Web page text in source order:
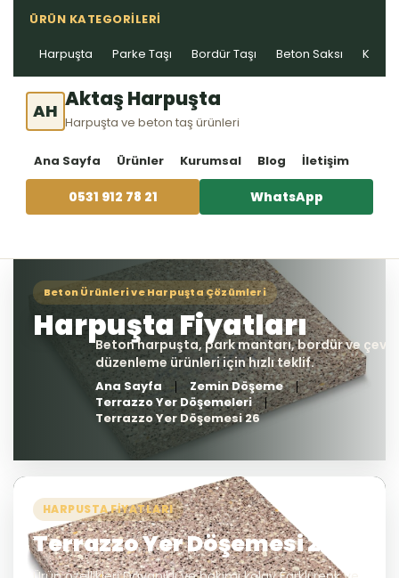
ÜRÜN KATEGORILERI
Harpuşta Parke Taşı Bordür Taşı Beton Saksı Kablo
AH Aktaş Harpuşta
Harpuşta ve beton taş ürünleri
Ana Sayfa Ürünler Kurumsal Blog İletişim
0531 912 78 21 WhatsApp
Ana Sayfa
Zemin Döşeme
Terrazzo Yer Döşemeleri
Terrazzo Yer Döşemesi 26
HARPUSTA FIYATLARI
Terrazzo Yer Döşemesi 26